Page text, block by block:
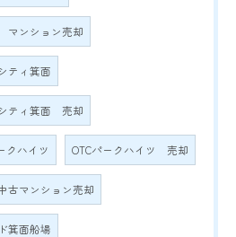
ンション売却
ティ箕面
ティ箕面 売却
クハイツ OTCパークハイツ 売却
マンション売却
箕面船場